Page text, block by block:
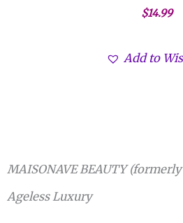
Valorado con
$14.99
Add to
MAISONAVE BEAUTY
Ageless Luxury